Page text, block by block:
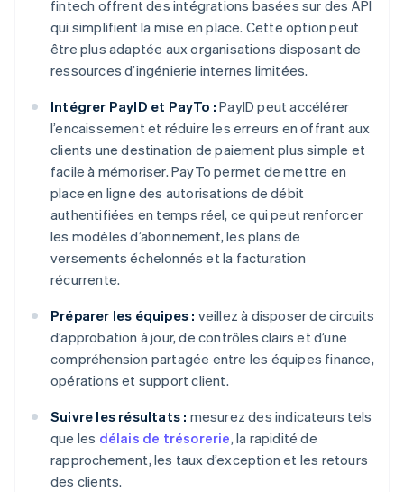
fintech offrent des intégrations basées sur des API
qui simplifient la mise en place. Cette option peut
être plus adaptée aux organisations disposant de
ressources d’ingénierie internes limitées.
Intégrer PayID et PayTo : PayID peut accélérer
l’encaissement et réduire les erreurs en offrant aux
clients une destination de paiement plus simple et
facile à mémoriser. PayTo permet de mettre en
place en ligne des autorisations de débit
authentifiées en temps réel, ce qui peut renforcer
les modèles d’abonnement, les plans de
versements échelonnés et la facturation
récurrente.
Préparer les équipes : veillez à disposer de circuits
d’approbation à jour, de contrôles clairs et d’une
compréhension partagée entre les équipes finance,
opérations et support client.
Suivre les résultats : mesurez des indicateurs tels
que les délais de trésorerie, la rapidité de
rapprochement, les taux d’exception et les retours
des clients.